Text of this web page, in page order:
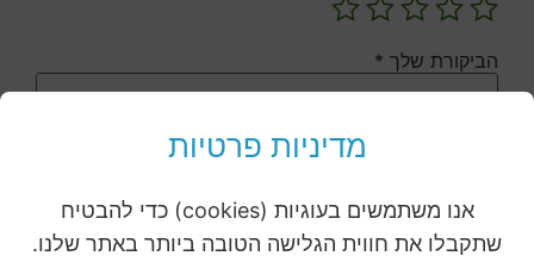
מדיניות פרטיות
אנו משתמשים בעוגיות (cookies) כדי להבטיח
שתקבלו את חווית הגלישה הטובה ביותר באתר שלנו.
הביקורת שלך *